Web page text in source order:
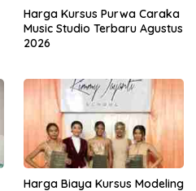
Harga Kursus Purwa Caraka
Music Studio Terbaru Agustus
2026
Harga Biaya Kursus Modeling